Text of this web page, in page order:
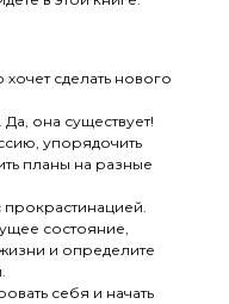
сделать нового
она существует!
упорядочить
планы на разные
состояние,
и определите
себя и начать